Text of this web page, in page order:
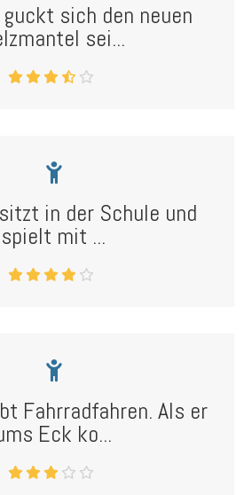
sich den neuen
sei...
in der Schule und
spielt mit ...
Fahrradfahren. Als er
Eck ko...